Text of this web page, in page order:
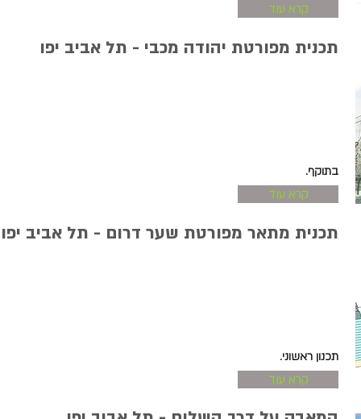
קרא עוד
תכנית מפורטת יהודה מכבי - תל אביב יפו
בתוקף.
קרא עוד
תכנית מתאר מפורטת שער דרום - תל אביב יפו
תכנון ראשוני.
קרא עוד